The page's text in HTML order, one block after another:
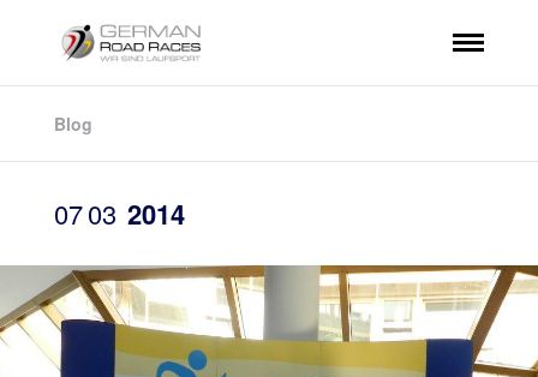
Blog
0703 2014